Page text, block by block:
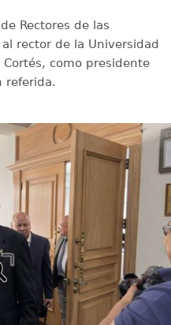
Rectores de las
rector de la Universidad
Cortés, como presidente
referida.